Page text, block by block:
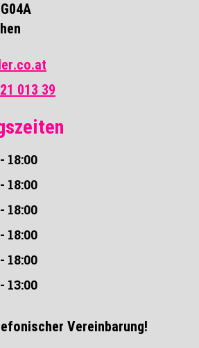
013 39
18:00
18:00
18:00
18:00
18:00
13:00
Vereinbarung!